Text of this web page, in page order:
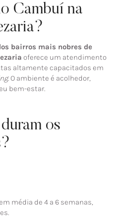
Cambuí na
bairros mais nobres de
oferece um atendimento
altamente capacitados em
. O ambiente é acolhedor,
bem-estar.
os
média de 4 a 6 semanas,